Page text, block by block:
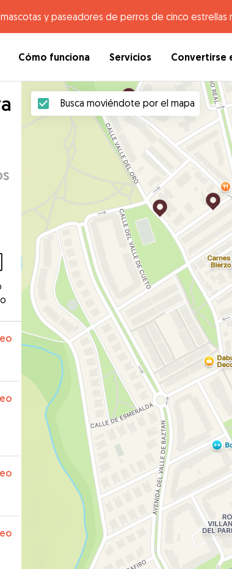
y paseadores de perros de cinco estrellas
Cómo funciona Servicios Convertirse
Busca moviéndote por el mapa